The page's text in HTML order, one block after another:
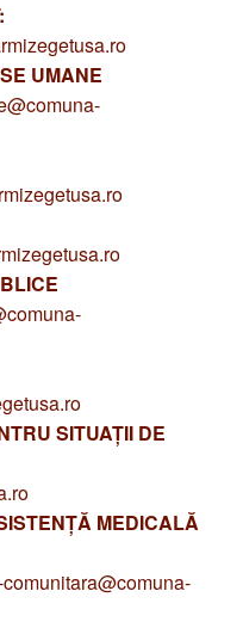
UMANE
SITUAȚII DE
MEDICALĂ